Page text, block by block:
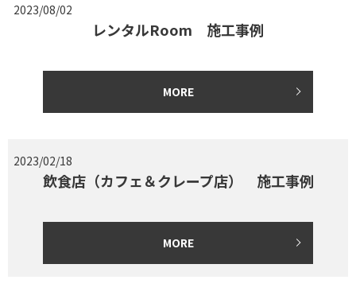
2023/08/02
レンタルRoom 施工事例
MORE
2023/02/18
飲食店（カフェ＆クレープ店） 施工事例
MORE